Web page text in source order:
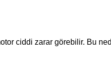
ciddi zarar görebilir. Bu